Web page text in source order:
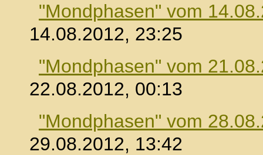
"Mondphasen" vom
14.08.2012, 23:25
"Mondphasen" vom
22.08.2012, 00:13
"Mondphasen" vom
29.08.2012, 13:42